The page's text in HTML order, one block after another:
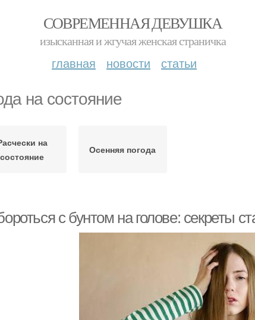
СОВРЕМЕННАЯ ДЕВУШКА
изысканная и жгучая женская страничка
главная новости статьи
на состояние
на
состояние
Осенняя погода
с бунтом на голове: секреты